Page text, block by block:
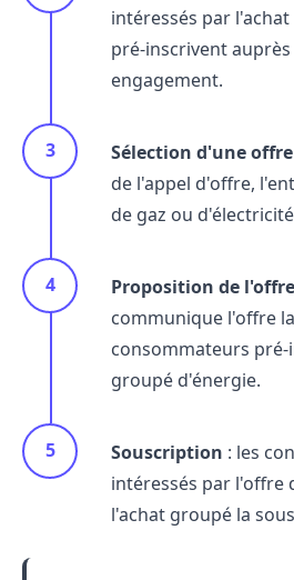
intéressés par
pré-inscrivent
engagement.
Sélection d'une
de l'appel d'offre,
de gaz ou
Proposition de l'offre
communique l'offre
consommateurs
groupé d'énergie.
Souscription : les
intéressés par l'offre
l'achat groupé la